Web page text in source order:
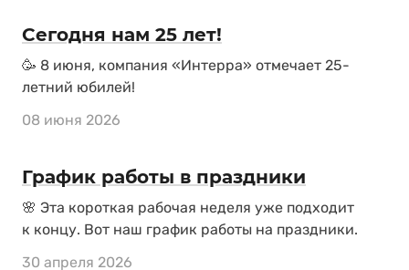
Сегодня нам 25 лет!
🥳 8 июня, компания «Интерра» отмечает 25-
летний юбилей!
08 июня 2026
График работы в праздники
🌸 Эта короткая рабочая неделя уже подходит
к концу. Вот наш график работы на праздники.
30 апреля 2026